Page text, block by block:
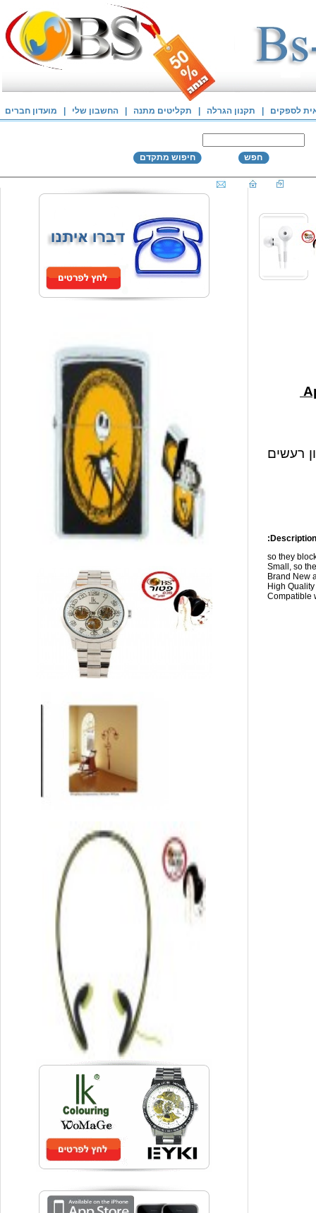
לספקים תקנון הגרלה תקליטים מתנה החשבון שלי מועדון חברים
חפש חיפוש מתקדם
רעשים
so they
Small, so
Brand New
High
Compatible